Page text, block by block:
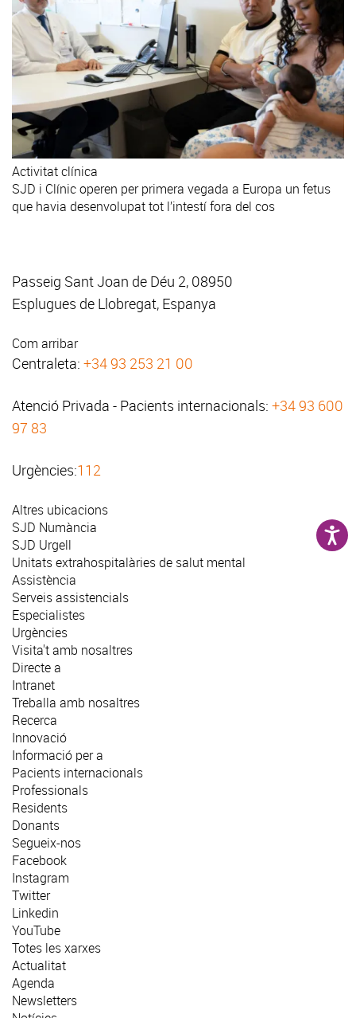
Activitat clínica
SJD i Clínic operen per primera vegada a Europa un fetus
que havia desenvolupat tot l’intestí fora del cos
Passeig Sant Joan de Déu 2, 08950
Esplugues de Llobregat, Espanya
Com arribar
Centraleta: +34 93 253 21 00
Atenció Privada - Pacients internacionals: +34 93 600
97 83
Urgències:112
Altres ubicacions
SJD Numància
SJD Urgell
Unitats extrahospitalàries de salut mental
Assistència
Serveis assistencials
Especialistes
Urgències
Visita't amb nosaltres
Directe a
Intranet
Treballa amb nosaltres
Recerca
Innovació
Informació per a
Pacients internacionals
Professionals
Residents
Donants
Segueix-nos
Facebook
Instagram
Twitter
Linkedin
YouTube
Totes les xarxes
Actualitat
Agenda
Newsletters